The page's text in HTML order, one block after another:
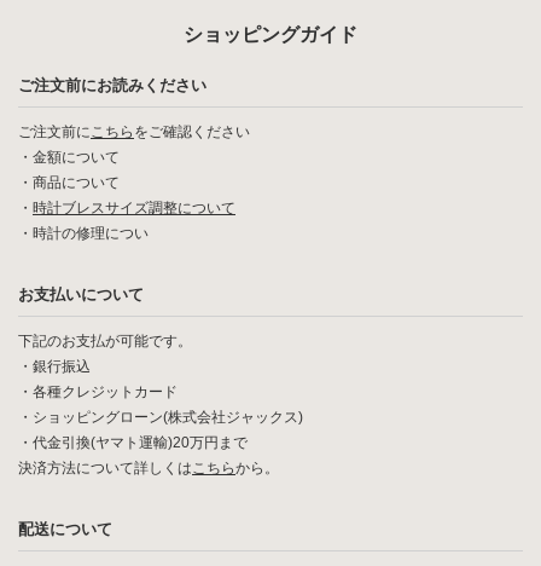
ショッピングガイド
ご注文前にお読みください
ご注文前にこちら をご確認ください
・ 金額について
・ 商品について
・ 時計ブレスサイズ調整について
・ 時計の修理につい
お支払いについて
下記のお支払が可能です。
・銀行振込
・各種クレジットカード
・ショッピングローン(株式会社ジャックス)
・代金引換(ヤマト運輸)20万円まで
決済方法について詳しくはこちらから。
配送について